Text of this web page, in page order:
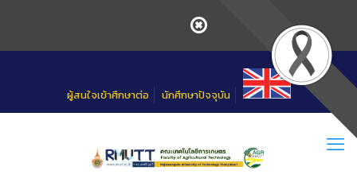
ผู้สนใจเข้าศึกษาต่อ นักศึกษาปัจจุบัน